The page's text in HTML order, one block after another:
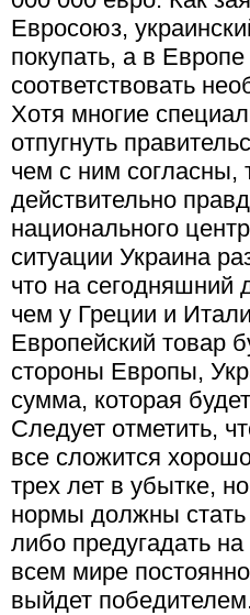
Евросоюз,
покупать, а в
соответствовать
Хотя многие
отпугнуть
чем с ним согласны,
действительно
национального
ситуации Украина
что на сегодняшний
чем у Греции и
Европейский товар
стороны Европы,
сумма, которая
Следует отметить,
все сложится
трех лет в убытке,
нормы должны
либо предугадать
всем мире
выйдет